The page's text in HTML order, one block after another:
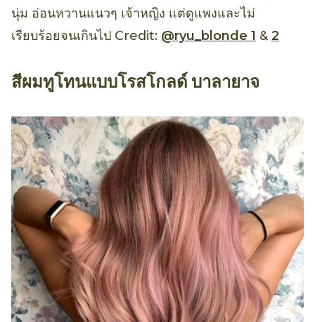
นุ่ม อ่อนหวานแนวๆ เจ้าหญิง แต่ดูแพงและไม่
เรียบร้อยจนเกินไป Credit: @ryu_blonde 1 & 2
สีผมทูโทนแบบโรสโกลด์ บาลายาจ